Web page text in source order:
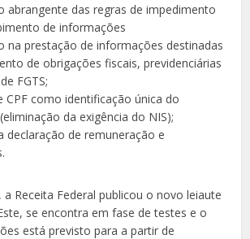
abrangente das regras de impedimento
de informações
na prestação de informações destinadas
de obrigações fiscais, previdenciárias
FGTS;
CPF como identificação única do
da exigência do NIS);
declaração de remuneração e
a Receita Federal publicou o novo leiaute
se encontra em fase de testes e o
está previsto para a partir de